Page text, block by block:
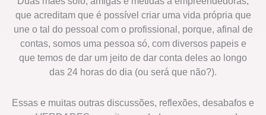
que acreditam que é possível criar uma vida própria que
une o tal do pessoal com o profissional, porque, afinal de
contas, somos uma pessoa só, com diversos papeis e
que temos de dar um jeito de dar conta deles ao longo
das 24 horas do dia (ou será que não?).
Essas e muitas outras discussões, reflexões, desabafos e